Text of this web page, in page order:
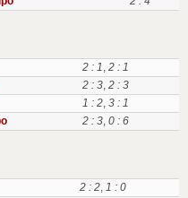
2 : 1, 2 : 1
2 : 3, 2 : 3
1 : 2, 3 : 1
2 : 3, 0 : 6
2 : 2, 1 : 0